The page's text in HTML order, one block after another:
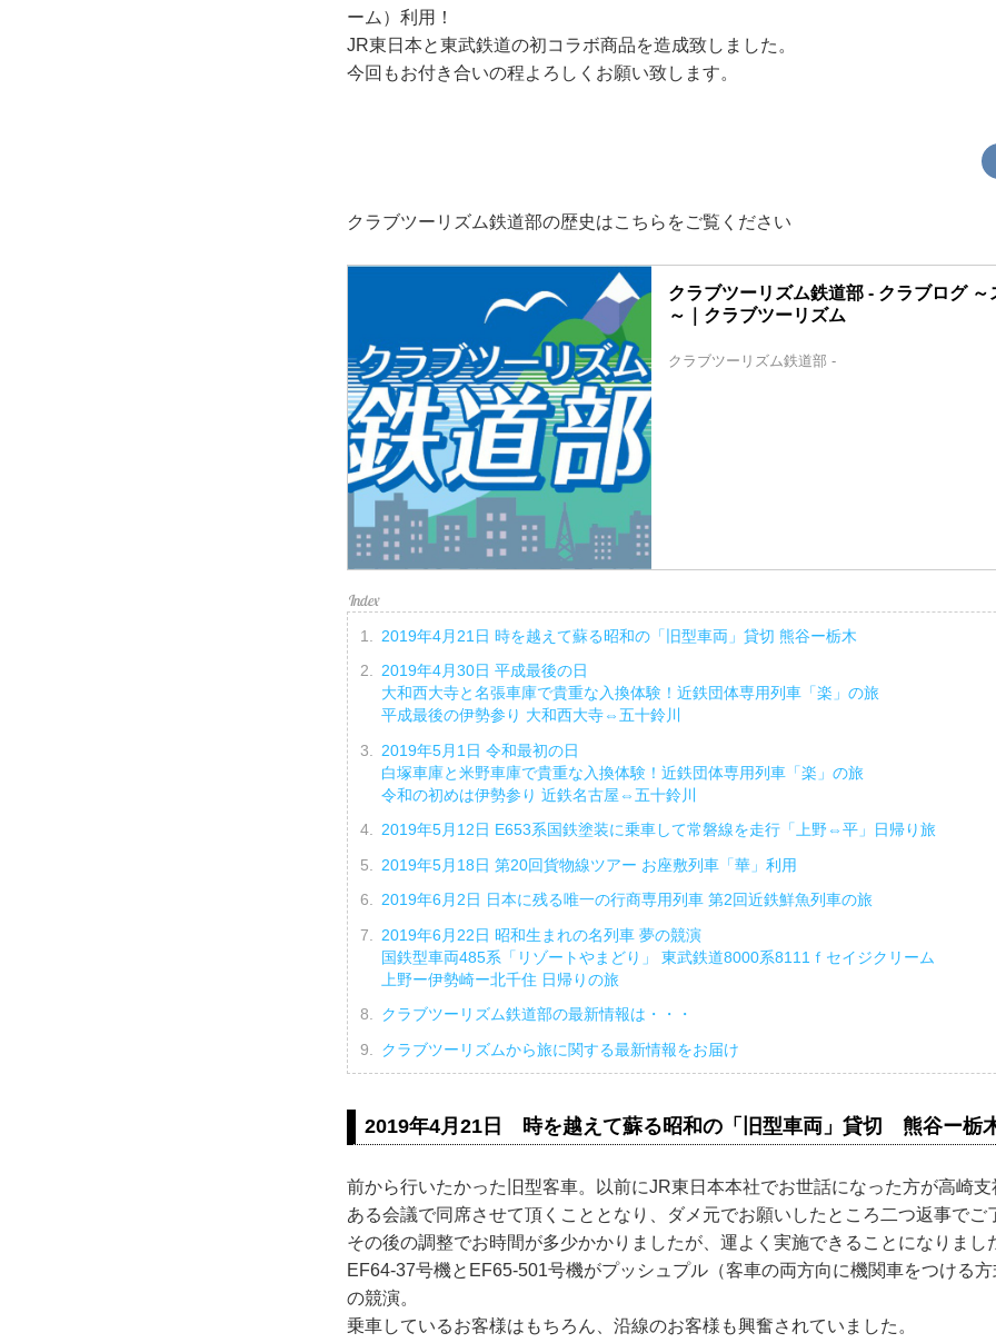
ーム）利用！
JR東日本と東武鉄道の初コラボ商品を造成致しました。
今回もお付き合いの程よろしくお願い致します。
クラブツーリズム鉄道部の歴史はこちらをご覧ください
クラブツーリズム鉄道部 - クラブログ ～
～｜クラブツーリズム
クラブツーリズム鉄道部 -
2019年4月21日 時を越えて蘇る昭和の「旧型車両」貸切 熊谷ー栃木
2019年4月30日 平成最後の日
大和西大寺と名張車庫で貴重な入換体験！近鉄団体専用列車「楽」の旅
平成最後の伊勢参り 大和西大寺⇔五十鈴川
2019年5月1日 令和最初の日
白塚車庫と米野車庫で貴重な入換体験！近鉄団体専用列車「楽」の旅
令和の初めは伊勢参り 近鉄名古屋⇔五十鈴川
2019年5月12日 E653系国鉄塗装に乗車して常磐線を走行「上野⇔平」日帰り旅
2019年5月18日 第20回貨物線ツアー お座敷列車「華」利用
2019年6月2日 日本に残る唯一の行商専用列車 第2回近鉄鮮魚列車の旅
2019年6月22日 昭和生まれの名列車 夢の競演
国鉄型車両485系「リゾートやまどり」 東武鉄道8000系8111ｆセイジクリーム
上野ー伊勢崎ー北千住 日帰りの旅
クラブツーリズム鉄道部の最新情報は・・・
クラブツーリズムから旅に関する最新情報をお届け
2019年4月21日 時を越えて蘇る昭和の「旧型車両」貸切 熊谷ー栃
前から行いたかった旧型客車。以前にJR東日本本社でお世話になった方が高崎
ある会議で同席させて頂くこととなり、ダメ元でお願いしたところ二つ返事でご
その後の調整でお時間が多少かかりましたが、運よく実施できることになりまし
EF64-37号機とEF65-501号機がプッシュプル（客車の両方向に機関車をつける
の競演。
乗車しているお客様はもちろん、沿線のお客様も興奮されていました。